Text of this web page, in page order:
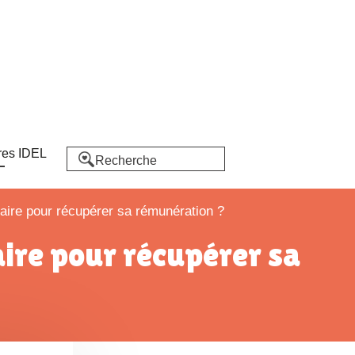
IDEL
pour récupérer sa rémunération ?